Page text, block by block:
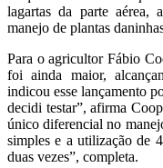
lagartas da parte aérea,
manejo de plantas
Para o agricultor Fábio
foi ainda maior,
indicou esse lançamento
decidi testar”, afirma
único diferencial no
simples e a utilização de
duas vezes”, completa.